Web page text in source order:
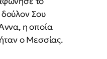
Σου
η οποία
ήταν ο Μεσσίας.